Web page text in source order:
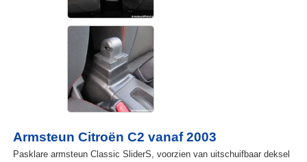
Armsteun Citroën C2 vanaf 2003
Pasklare armsteun Classic SliderS, voorzien van uitschuifbaar deksel